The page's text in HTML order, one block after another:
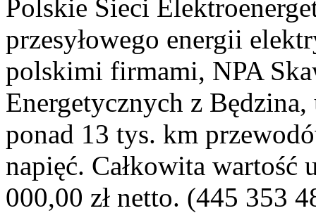
Polskie Sieci
przesyłowego energii
polskimi firmami, NPA
Energetycznych z
ponad 13 tys. km
napięć. Całkowita
000,00 zł netto. (445 353